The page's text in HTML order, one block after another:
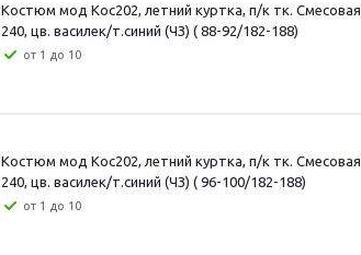
Костюм мод Кос202, летний куртка, п/к тк. Смесовая
240, цв. василек/т.синий (ЧЗ) ( 88-92/182-188)
от 1 до 10
Костюм мод Кос202, летний куртка, п/к тк. Смесовая
240, цв. василек/т.синий (ЧЗ) ( 96-100/182-188)
от 1 до 10